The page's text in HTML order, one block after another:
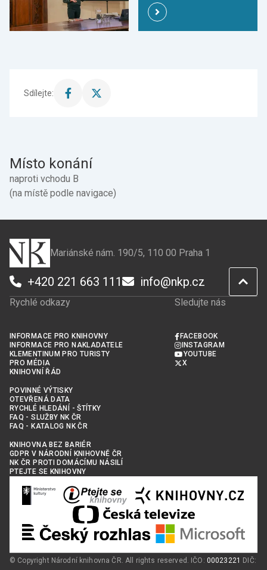
Sdílejte:
Sdílet
Sdílet
Místo konání
naproti vchodu B
(na místě podle navigace)
Mariánské nám. 190/5, 110 00 Praha 1
+420 221 663 111 info@nkp.cz
Rychlé odkazy
INFORMACE PRO KNIHOVNY
INFORMACE PRO NAKLADATELE
KLEMENTINUM PRO TURISTY
PRO MÉDIA
KNIHOVNÍ ŘÁD
POVINNÉ VÝTISKY
OTEVŘENÁ DATA
RYCHLÉ HLEDÁNÍ - ŠTÍTKY
FAQ - SLUŽBY NK ČR
FAQ - KATALOG NK ČR
KNIHOVNA BEZ BARIÉR
GDPR V NÁRODNÍ KNIHOVNĚ ČR
NK ČR PROTI DOMÁCÍMU NÁSILÍ
PTEJTE SE KNIHOVNY
Sledujte nás
FACEBOOK
INSTAGRAM
YOUTUBE
X
© Copyright Národní knihovna ČR. All rights reserved. IČO: 00023221 DIČ: